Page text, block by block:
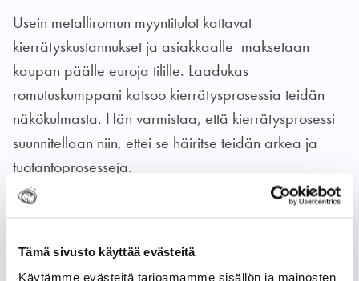
Tämä sivusto käyttää evästeitä
Käytämme evästeitä tarjoamamme sisällön ja mainosten
Usein metalliromun myyntitulot kattavat
kierrätyskustannukset ja asiakkaalle maksetaan
kaupan päälle euroja tilille. Laadukas
romutuskumppani katsoo kierrätysprosessia teidän
näkökulmasta. Hän varmistaa, että kierrätysprosessi
suunnitellaan niin, ettei se häiritse teidän arkea ja
tuotantoprosesseja.